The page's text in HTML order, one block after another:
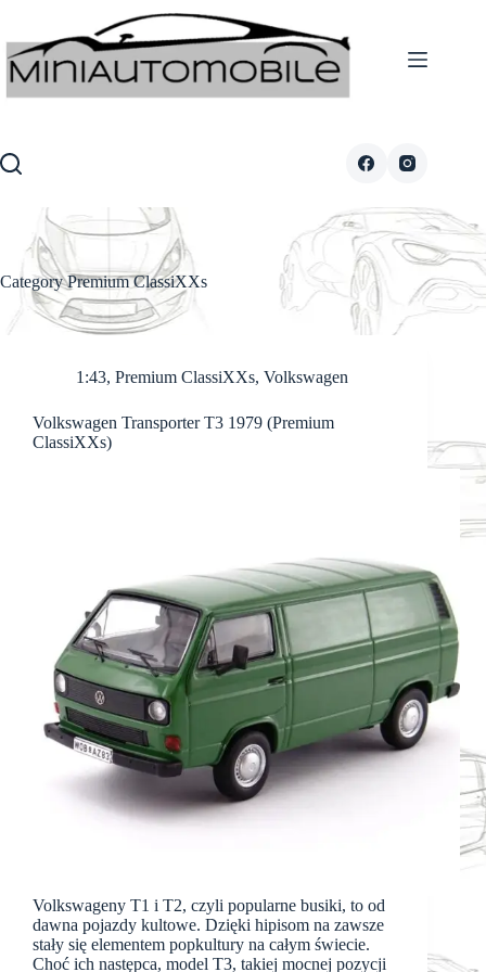
content
CategoryPremium ClassiXXs
1:43, Premium ClassiXXs, Volkswagen
Volkswagen Transporter T3 1979 (Premium
ClassiXXs)
Volkswageny T1 i T2, czyli popularne busiki, to od
dawna pojazdy kultowe. Dzięki hipisom na zawsze
stały się elementem popkultury na całym świecie.
Choć ich następca, model T3, takiej mocnej pozycji